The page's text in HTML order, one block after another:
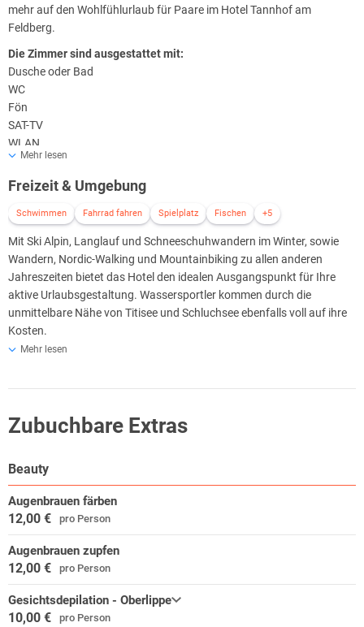
mehr auf den Wohlfühlurlaub für Paare im Hotel Tannhof am
Feldberg.
Die Zimmer sind ausgestattet mit:
Dusche oder Bad
WC
Fön
SAT-TV
WLAN
Minibar
Safe
Terrasse oder Balkon (Romantik-Zimmer)
Mehr lesen
Freizeit & Umgebung
Schwimmen Fahrrad fahren Spielplatz Fischen +5
Mit Ski Alpin, Langlauf und Schneeschuhwandern im Winter, sowie
Wandern, Nordic-Walking und Mountainbiking zu allen anderen
Jahreszeiten bietet das Hotel den idealen Ausgangspunkt für Ihre
aktive Urlaubsgestaltung. Wassersportler kommen durch die
unmittelbare Nähe von Titisee und Schluchsee ebenfalls voll auf ihre
Kosten.
Ein bestens ausgeschildertes Netz von Wanderwegen, lässt keine
antreten.
Mountainbiking im Schwarzwald:
Von leicht bis anspruchsvoll decken die über 200 Kilometer
ausgeschilderten Touren-Strecken zwischen Feldberg, Titisee und
Schluchsee alle Schwierigkeitsstufen ab. Eine Mountainbiker-Karte
Ihre Freizeitangebote im südlichen Schwarzwald:
Mehr lesen
Zubuchbare Extras
Beauty
Augenbrauen färben
12,00 € pro Person
Augenbrauen zupfen
12,00 € pro Person
Gesichtsdepilation - Oberlippe
10,00 € pro Person